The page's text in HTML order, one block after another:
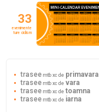
33
evenimente
ture ciclism
trasee mtb xc de primavara
trasee mtb xc de vara
trasee mtb xc de toamna
trasee mtb xc de iarna